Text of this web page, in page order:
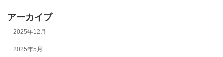
アーカイブ
2025年12月
2025年5月